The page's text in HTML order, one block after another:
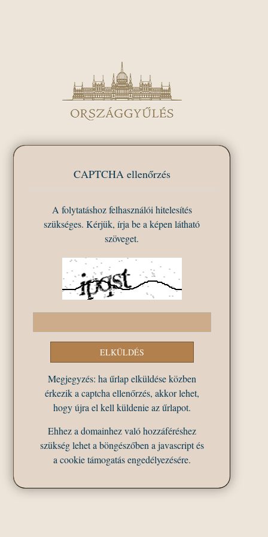
CAPTCHA ellenőrzés
A folytatáshoz felhasználói hitelesítés
szükséges. Kérjük, írja be a képen látható
szöveget.
Megjegyzés: ha űrlap elküldése közben
érkezik a captcha ellenőrzés, akkor lehet,
hogy újra el kell küldenie az űrlapot.
Ehhez a domainhez való hozzáféréshez
szükség lehet a böngészőben a javascript és
a cookie támogatás engedélyezésére.